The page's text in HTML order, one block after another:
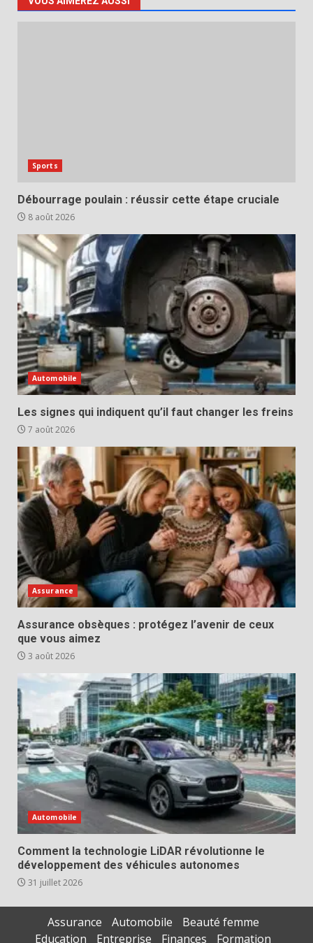
Sports
Débourrage poulain : réussir cette étape cruciale
8 août 2026
Automobile
Les signes qui indiquent qu’il faut changer les freins
7 août 2026
Assurance
Assurance obsèques : protégez l’avenir de ceux
que vous aimez
3 août 2026
Automobile
Comment la technologie LiDAR révolutionne le
développement des véhicules autonomes
31 juillet 2026
Assurance Automobile
Beauté femme
Education
Entreprise Finances Formation